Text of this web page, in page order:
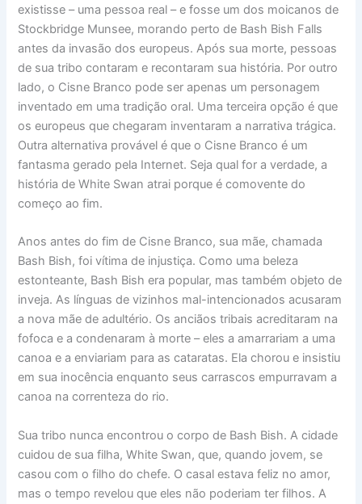
existisse – uma pessoa real – e fosse um dos moicanos de
Stockbridge Munsee, morando perto de Bash Bish Falls
antes da invasão dos europeus. Após sua morte, pessoas
de sua tribo contaram e recontaram sua história. Por outro
lado, o Cisne Branco pode ser apenas um personagem
inventado em uma tradição oral. Uma terceira opção é que
os europeus que chegaram inventaram a narrativa trágica.
Outra alternativa provável é que o Cisne Branco é um
fantasma gerado pela Internet. Seja qual for a verdade, a
história de White Swan atrai porque é comovente do
começo ao fim.
Anos antes do fim de Cisne Branco, sua mãe, chamada
Bash Bish, foi vítima de injustiça. Como uma beleza
estonteante, Bash Bish era popular, mas também objeto de
inveja. As línguas de vizinhos mal-intencionados acusaram
a nova mãe de adultério. Os anciãos tribais acreditaram na
fofoca e a condenaram à morte – eles a amarrariam a uma
canoa e a enviariam para as cataratas. Ela chorou e insistiu
em sua inocência enquanto seus carrascos empurravam a
canoa na correnteza do rio.
Sua tribo nunca encontrou o corpo de Bash Bish. A cidade
cuidou de sua filha, White Swan, que, quando jovem, se
casou com o filho do chefe. O casal estava feliz no amor,
mas o tempo revelou que eles não poderiam ter filhos. A